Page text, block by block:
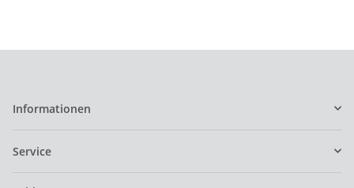
Informationen
Service